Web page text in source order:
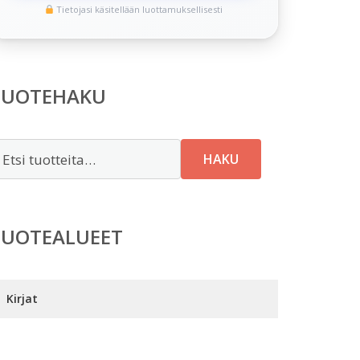
Tietojasi käsitellään luottamuksellisesti
HAKU
Kirjat